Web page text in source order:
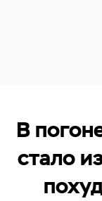
В
стало